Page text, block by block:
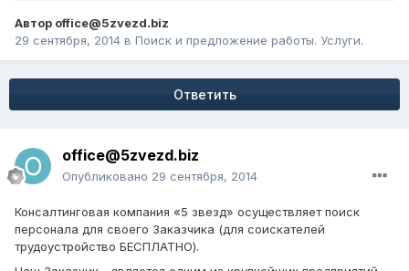
Автор office@5zvezd.biz
29 сентября, 2014 в Поиск и предложение работы. Услуги.
Ответить
office@5zvezd.biz
Опубликовано 29 сентября, 2014
Консалтинговая компания «5 звезд» осуществляет поиск
персонала для своего Заказчика (для соискателей
трудоустройство БЕСПЛАТНО).